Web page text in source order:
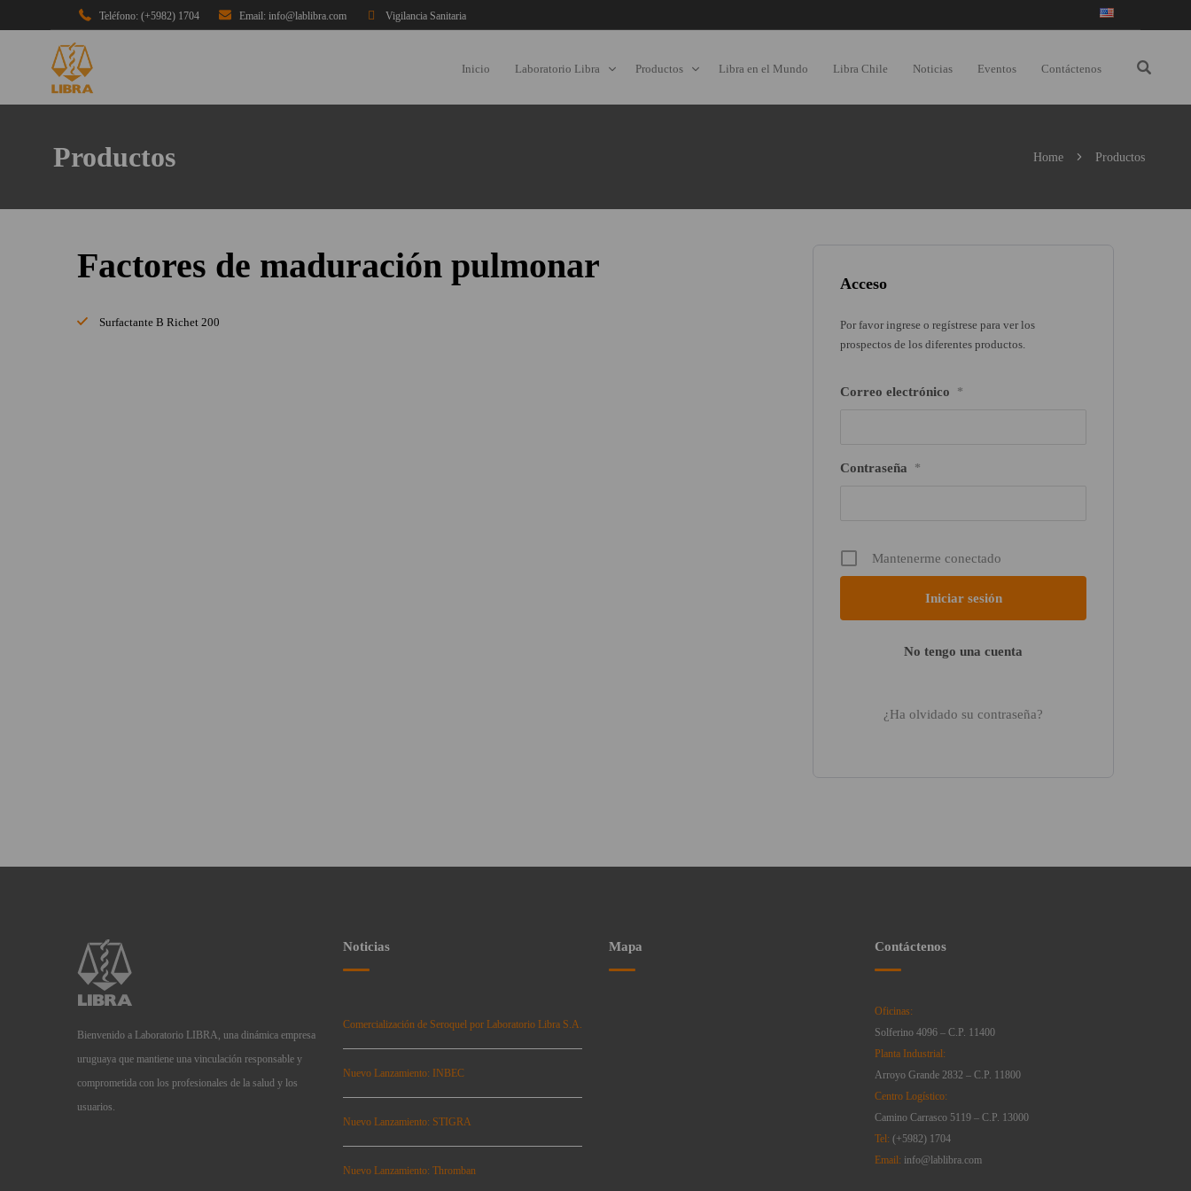
Teléfono: (+5982) 1704 Email: info@lablibra.com Vigilancia Sanitaria
Inicio Laboratorio Libra Productos Libra en el Mundo Libra Chile Noticias Eventos Contáctenos
Productos Home Productos
Acceso
Por favor ingrese o regístrese para ver los
prospectos de los diferentes productos.
Correo electrónico *
Contraseña *
Mantenerme conectado
No tengo una cuenta
¿Ha olvidado su contraseña?
Factores de maduración pulmonar
Surfactante B Richet 200
Bienvenido a Laboratorio LIBRA, una dinámica empresa
uruguaya que mantiene una vinculación responsable y
comprometida con los profesionales de la salud y los
usuarios.
Noticias
Comercialización de Seroquel por Laboratorio Libra S.A.
Nuevo Lanzamiento: INBEC
Nuevo Lanzamiento: STIGRA
Nuevo Lanzamiento: Thromban
Mapa Contáctenos
Oficinas:
Solferino 4096 – C.P. 11400
Planta Industrial:
Arroyo Grande 2832 – C.P. 11800
Centro Logístico:
Camino Carrasco 5119 – C.P. 13000
Tel: (+5982) 1704
Email: info@lablibra.com